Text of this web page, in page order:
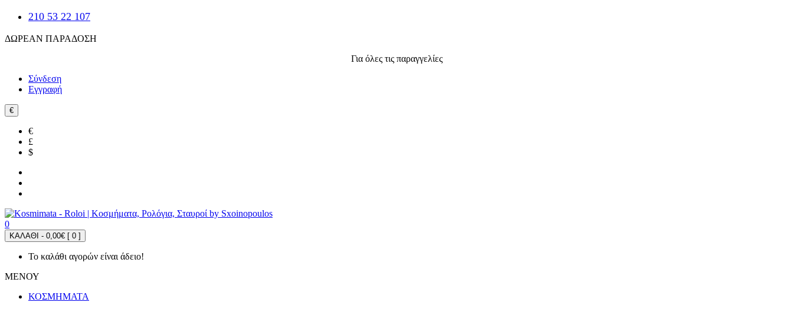
210 53 22 107
ΔΩΡΕΑΝ ΠΑΡΑΔΟΣΗ
Για όλες τις παραγγελίες
Σύνδεση
Εγγραφή
€
€
£
$
0
ΚΑΛΑΘΙ - 0,00€ [ 0 ]
Το καλάθι αγορών είναι άδειο!
ΜΕΝΟΥ
ΚΟΣΜΗΜΑΤΑ